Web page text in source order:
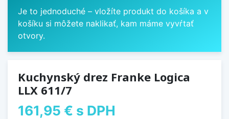
Je to jednoduché – vložíte produkt do košíka a v
košíku si môžete naklikať, kam máme vyvŕtať
otvory.
Kuchynský drez Franke Logica
LLX 611/7
161,95 € s DPH